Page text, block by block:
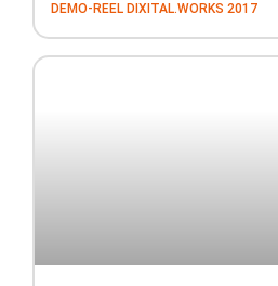
DEMO-REEL DIXITAL.WORKS 2017